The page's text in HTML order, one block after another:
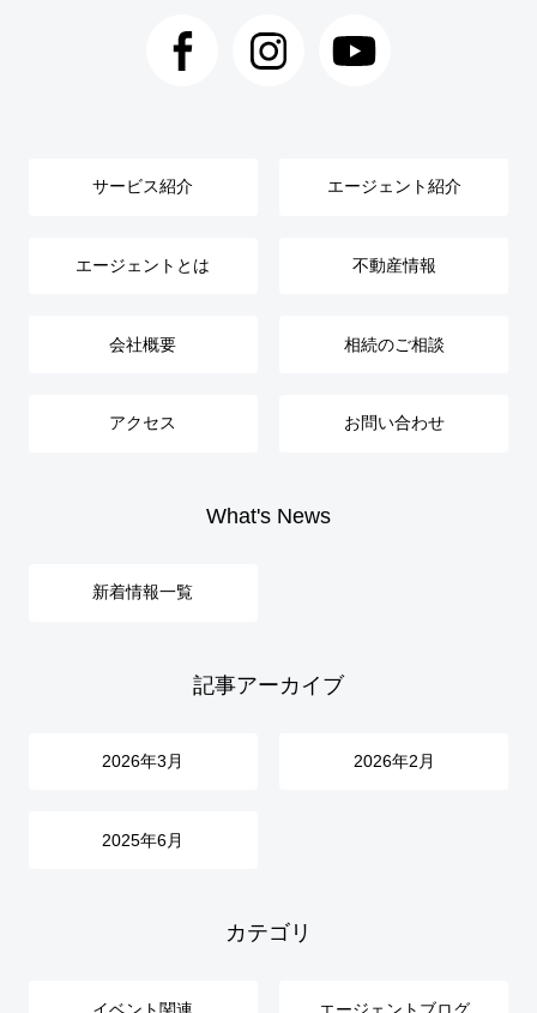
サービス紹介 エージェント紹介
エージェントとは 不動産情報
会社概要 相続のご相談
アクセス お問い合わせ
What's News
新着情報一覧
記事アーカイブ
2026年3月 2026年2月
2025年6月
カテゴリ
イベント関連 エージェントブログ